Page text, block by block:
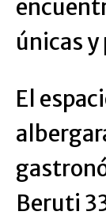
únicas
El
Beruti